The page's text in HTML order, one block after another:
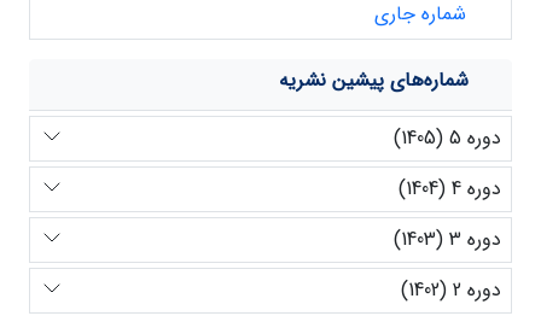
شماره جاری
شماره‌های پیشین نشریه
دوره 5 (1405)
دوره 4 (1404)
دوره 3 (1403)
دوره 2 (1402)